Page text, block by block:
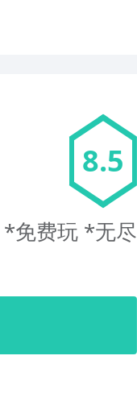
8.5
免费玩 *无尽